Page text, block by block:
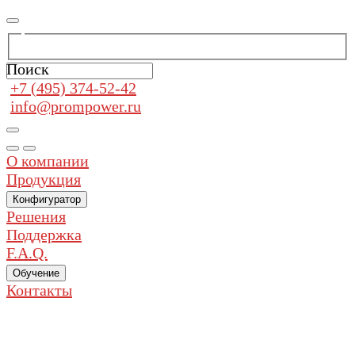
Поиск
+7 (495) 374-52-42
info@prompower.ru
О компании
Продукция
Конфигуратор
Решения
Поддержка
F.A.Q.
Обучение
Контакты